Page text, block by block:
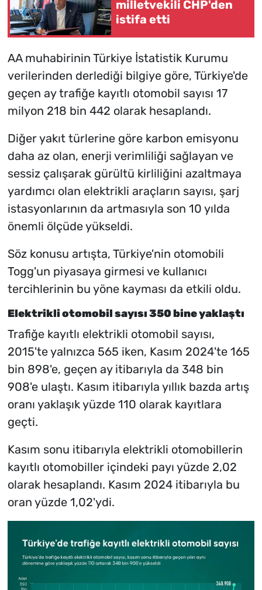
milletvekili CHP'den
istifa etti
AA muhabirinin Türkiye İstatistik Kurumu
verilerinden derlediği bilgiye göre, Türkiye'de
geçen ay trafiğe kayıtlı otomobil sayısı 17
milyon 218 bin 442 olarak hesaplandı.
Diğer yakıt türlerine göre karbon emisyonu
daha az olan, enerji verimliliği sağlayan ve
sessiz çalışarak gürültü kirliliğini azaltmaya
yardımcı olan elektrikli araçların sayısı, şarj
istasyonlarının da artmasıyla son 10 yılda
önemli ölçüde yükseldi.
Söz konusu artışta, Türkiye'nin otomobili
Togg'un piyasaya girmesi ve kullanıcı
tercihlerinin bu yöne kayması da etkili oldu.
Elektrikli otomobil sayısı 350 bine yaklaştı
Trafiğe kayıtlı elektrikli otomobil sayısı,
2015'te yalnızca 565 iken, Kasım 2024'te 165
bin 898'e, geçen ay itibarıyla da 348 bin
908'e ulaştı. Kasım itibarıyla yıllık bazda artış
oranı yaklaşık yüzde 110 olarak kayıtlara
geçti.
Kasım sonu itibarıyla elektrikli otomobillerin
kayıtlı otomobiller içindeki payı yüzde 2,02
olarak hesaplandı. Kasım 2024 itibarıyla bu
oran yüzde 1,02'ydi.